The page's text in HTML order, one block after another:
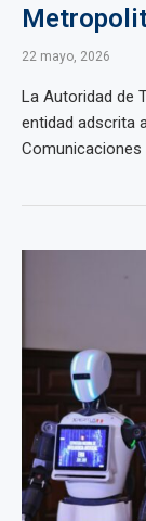
22 mayo, 2026
La Autoridad de
entidad adscrita
Comunicaciones